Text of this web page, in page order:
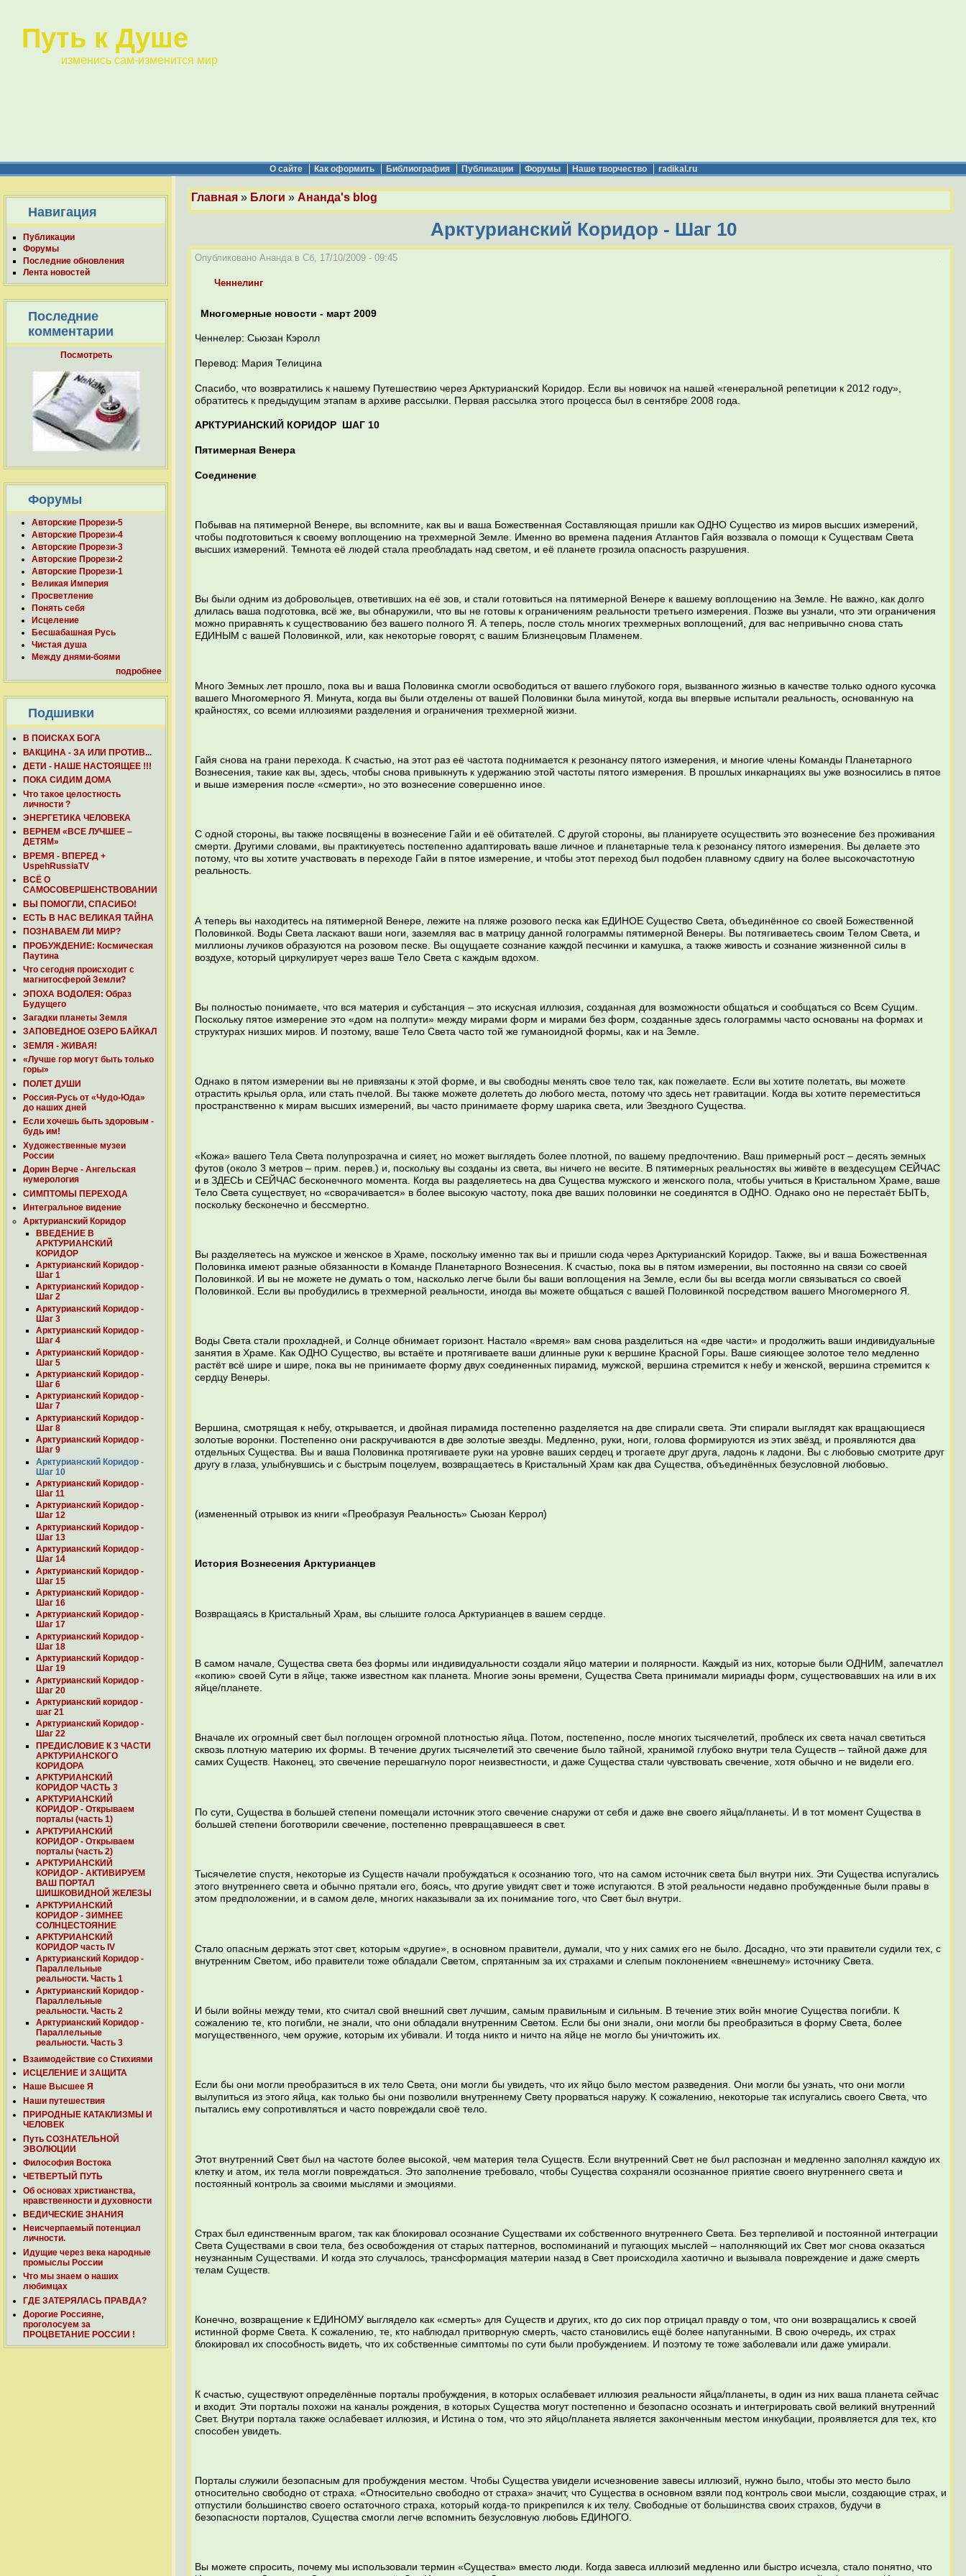
Путь к Душе
изменись сам-изменится мир
О сайте Как оформить Библиография Публикации Форумы Наше творчество radikal.ru
Навигация
Публикации
Форумы
Последние обновления
Лента новостей
Последние
комментарии
Посмотреть
Форумы
Авторские Прорези-5
Авторские Прорези-4
Авторские Прорези-3
Авторские Прорези-2
Авторские Прорези-1
Великая Империя
Просветление
Понять себя
Исцеление
Бесшабашная Русь
Чистая душа
Между днями-боями
подробнее
Подшивки
В ПОИСКАХ БОГА
ВАКЦИНА - ЗА ИЛИ ПРОТИВ...
ДЕТИ - НАШЕ НАСТОЯЩЕЕ !!!
ПОКА СИДИМ ДОМА
Что такое целостность
личности ?
ЭНЕРГЕТИКА ЧЕЛОВЕКА
ВЕРНЕМ «ВСЕ ЛУЧШЕЕ –
ДЕТЯМ»
ВРЕМЯ - ВПЕРЕД +
UspehRussiaTV
ВСЁ О
САМОСОВЕРШЕНСТВОВАНИИ
ВЫ ПОМОГЛИ, СПАСИБО!
ЕСТЬ В НАС ВЕЛИКАЯ ТАЙНА
ПОЗНАВАЕМ ЛИ МИР?
ПРОБУЖДЕНИЕ: Космическая
Паутина
Что сегодня происходит с
магнитосферой Земли?
ЭПОХА ВОДОЛЕЯ: Образ
Будущего
Загадки планеты Земля
ЗАПОВЕДНОЕ ОЗЕРО БАЙКАЛ
ЗЕМЛЯ - ЖИВАЯ!
«Лучше гор могут быть только
горы»
ПОЛЕТ ДУШИ
Россия-Русь от «Чудо-Юда»
до наших дней
Если хочешь быть здоровым -
будь им!
Художественные музеи
России
Дорин Верче - Ангельская
нумерология
СИМПТОМЫ ПЕРЕХОДА
Интегральное видение
Арктурианский Коридор
ВВЕДЕНИЕ В
АРКТУРИАНСКИЙ
КОРИДОР
Арктурианский Коридор -
Шаг 1
Арктурианский Коридор -
Шаг 2
Арктурианский Коридор -
Шаг 3
Арктурианский Коридор -
Шаг 4
Арктурианский Коридор -
Шаг 5
Арктурианский Коридор -
Шаг 6
Арктурианский Коридор -
Шаг 7
Арктурианский Коридор -
Шаг 8
Арктурианский Коридор -
Шаг 9
Арктурианский Коридор -
Шаг 10
Арктурианский Коридор -
Шаг 11
Арктурианский Коридор -
Шаг 12
Арктурианский Коридор -
Шаг 13
Арктурианский Коридор -
Шаг 14
Арктурианский Коридор -
Шаг 15
Арктурианский Коридор -
Шаг 16
Арктурианский Коридор -
Шаг 17
Арктурианский Коридор -
Шаг 18
Арктурианский Коридор -
Шаг 19
Арктурианский Коридор -
Шаг 20
Арктурианский коридор -
шаг 21
Арктурианский Коридор -
Шаг 22
ПРЕДИСЛОВИЕ К 3 ЧАСТИ
АРКТУРИАНСКОГО
КОРИДОРА
АРКТУРИАНСКИЙ
КОРИДОР ЧАСТЬ 3
АРКТУРИАНСКИЙ
КОРИДОР - Открываем
порталы (часть 1)
АРКТУРИАНСКИЙ
КОРИДОР - Открываем
порталы (часть 2)
АРКТУРИАНСКИЙ
КОРИДОР - АКТИВИРУЕМ
ВАШ ПОРТАЛ
ШИШКОВИДНОЙ ЖЕЛЕЗЫ
АРКТУРИАНСКИЙ
КОРИДОР - ЗИМНЕЕ
СОЛНЦЕСТОЯНИЕ
АРКТУРИАНСКИЙ
КОРИДОР часть IV
Арктурианский Коридор -
Параллельные
реальности. Часть 1
Арктурианский Коридор -
Параллельные
реальности. Часть 2
Арктурианский Коридор -
Параллельные
реальности. Часть 3
Взаимодействие со Стихиями
ИСЦЕЛЕНИЕ И ЗАЩИТА
Наше Высшее Я
Наши путешествия
ПРИРОДНЫЕ КАТАКЛИЗМЫ И
ЧЕЛОВЕК
Путь СОЗНАТЕЛЬНОЙ
ЭВОЛЮЦИИ
Философия Востока
ЧЕТВЕРТЫЙ ПУТЬ
Об основах христианства,
нравственности и духовности
ВЕДИЧЕСКИЕ ЗНАНИЯ
Неисчерпаемый потенциал
личности.
Идущие через века народные
промыслы России
Что мы знаем о наших
любимцах
ГДЕ ЗАТЕРЯЛАСЬ ПРАВДА?
Дорогие Россияне,
проголосуем за
ПРОЦВЕТАНИЕ РОССИИ !
Главная » Блоги » Ананда's blog
Арктурианский Коридор - Шаг 10
Опубликовано Ананда в Сб, 17/10/2009 - 09:45
Ченнелинг
Многомерные новости - март 2009
Ченнелер: Сьюзан Кэролл
Перевод: Мария Телицина
Спасибо, что возвратились к нашему Путешествию через Арктурианский Коридор. Если вы новичок на нашей «генеральной репетиции к 2012 году»,
обратитесь к предыдущим этапам в архиве рассылки. Первая рассылка этого процесса был в сентябре 2008 года.
АРКТУРИАНСКИЙ КОРИДОР ШАГ 10
Пятимерная Венера
Соединение
Побывав на пятимерной Венере, вы вспомните, как вы и ваша Божественная Составляющая пришли как ОДНО Существо из миров высших измерений,
чтобы подготовиться к своему воплощению на трехмерной Земле. Именно во времена падения Атлантов Гайя воззвала о помощи к Существам Света
высших измерений. Темнота её людей стала преобладать над светом, и её планете грозила опасность разрушения.
Вы были одним из добровольцев, ответивших на её зов, и стали готовиться на пятимерной Венере к вашему воплощению на Земле. Не важно, как долго
длилась ваша подготовка, всё же, вы обнаружили, что вы не готовы к ограничениям реальности третьего измерения. Позже вы узнали, что эти ограничения
можно приравнять к существованию без вашего полного Я. А теперь, после столь многих трехмерных воплощений, для вас непривычно снова стать
ЕДИНЫМ с вашей Половинкой, или, как некоторые говорят, с вашим Близнецовым Пламенем.
Много Земных лет прошло, пока вы и ваша Половинка смогли освободиться от вашего глубокого горя, вызванного жизнью в качестве только одного кусочка
вашего Многомерного Я. Минута, когда вы были отделены от вашей Половинки была минутой, когда вы впервые испытали реальность, основанную на
крайностях, со всеми иллюзиями разделения и ограничения трехмерной жизни.
Гайя снова на грани перехода. К счастью, на этот раз её частота поднимается к резонансу пятого измерения, и многие члены Команды Планетарного
Вознесения, такие как вы, здесь, чтобы снова привыкнуть к удержанию этой частоты пятого измерения. В прошлых инкарнациях вы уже возносились в пятое
и выше измерения после «смерти», но это вознесение совершенно иное.
С одной стороны, вы также посвящены в вознесение Гайи и её обитателей. С другой стороны, вы планируете осуществить это вознесение без проживания
смерти. Другими словами, вы практикуетесь постепенно адаптировать ваше личное и планетарные тела к резонансу пятого измерения. Вы делаете это
потому, что вы хотите участвовать в переходе Гайи в пятое измерение, и чтобы этот переход был подобен плавному сдвигу на более высокочастотную
реальность.
А теперь вы находитесь на пятимерной Венере, лежите на пляже розового песка как ЕДИНОЕ Существо Света, объединённое со своей Божественной
Половинкой. Воды Света ласкают ваши ноги, заземляя вас в матрицу данной голограммы пятимерной Венеры. Вы потягиваетесь своим Телом Света, и
миллионы лучиков образуются на розовом песке. Вы ощущаете сознание каждой песчинки и камушка, а также живость и сознание жизненной силы в
воздухе, который циркулирует через ваше Тело Света с каждым вдохом.
Вы полностью понимаете, что вся материя и субстанция – это искусная иллюзия, созданная для возможности общаться и сообщаться со Всем Сущим.
Поскольку пятое измерение это «дом на полпути» между мирами форм и мирами без форм, созданные здесь голограммы часто основаны на формах и
структурах низших миров. И поэтому, ваше Тело Света часто той же гуманоидной формы, как и на Земле.
Однако в пятом измерении вы не привязаны к этой форме, и вы свободны менять свое тело так, как пожелаете. Если вы хотите полетать, вы можете
отрастить крылья орла, или стать пчелой. Вы также можете долететь до любого места, потому что здесь нет гравитации. Когда вы хотите переместиться
пространственно к мирам высших измерений, вы часто принимаете форму шарика света, или Звездного Существа.
«Кожа» вашего Тела Света полупрозрачна и сияет, но может выглядеть более плотной, по вашему предпочтению. Ваш примерный рост – десять земных
футов (около 3 метров – прим. перев.) и, поскольку вы созданы из света, вы ничего не весите. В пятимерных реальностях вы живёте в вездесущем СЕЙЧАС
и в ЗДЕСЬ и СЕЙЧАС бесконечного момента. Когда вы разделяетесь на два Существа мужского и женского пола, чтобы учиться в Кристальном Храме, ваше
Тело Света существует, но «сворачивается» в более высокую частоту, пока две ваших половинки не соединятся в ОДНО. Однако оно не перестаёт БЫТЬ,
поскольку бесконечно и бессмертно.
Вы разделяетесь на мужское и женское в Храме, поскольку именно так вы и пришли сюда через Арктурианский Коридор. Также, вы и ваша Божественная
Половинка имеют разные обязанности в Команде Планетарного Вознесения. К счастью, пока вы в пятом измерении, вы постоянно на связи со своей
Половинкой. И вы не можете не думать о том, насколько легче были бы ваши воплощения на Земле, если бы вы всегда могли связываться со своей
Половинкой. Если вы пробудились в трехмерной реальности, иногда вы можете общаться с вашей Половинкой посредством вашего Многомерного Я.
Воды Света стали прохладней, и Солнце обнимает горизонт. Настало «время» вам снова разделиться на «две части» и продолжить ваши индивидуальные
занятия в Храме. Как ОДНО Существо, вы встаёте и протягиваете ваши длинные руки к вершине Красной Горы. Ваше сияющее золотое тело медленно
растёт всё шире и шире, пока вы не принимаете форму двух соединенных пирамид, мужской, вершина стремится к небу и женской, вершина стремится к
сердцу Венеры.
Вершина, смотрящая к небу, открывается, и двойная пирамида постепенно разделяется на две спирали света. Эти спирали выглядят как вращающиеся
золотые воронки. Постепенно они раскручиваются в две золотые звезды. Медленно, руки, ноги, голова формируются из этих звёзд, и проявляются два
отдельных Существа. Вы и ваша Половинка протягиваете руки на уровне ваших сердец и трогаете друг друга, ладонь к ладони. Вы с любовью смотрите друг
другу в глаза, улыбнувшись и с быстрым поцелуем, возвращаетесь в Кристальный Храм как два Существа, объединённых безусловной любовью.
(измененный отрывок из книги «Преобразуя Реальность» Сьюзан Керрол)
История Вознесения Арктурианцев
Возвращаясь в Кристальный Храм, вы слышите голоса Арктурианцев в вашем сердце.
В самом начале, Существа света без формы или индивидуальности создали яйцо материи и полярности. Каждый из них, которые были ОДНИМ, запечатлел
«копию» своей Сути в яйце, также известном как планета. Многие эоны времени, Существа Света принимали мириады форм, существовавших на или в их
яйце/планете.
Вначале их огромный свет был поглощен огромной плотностью яйца. Потом, постепенно, после многих тысячелетий, проблеск их света начал светиться
сквозь плотную материю их формы. В течение других тысячелетий это свечение было тайной, хранимой глубоко внутри тела Существ – тайной даже для
самих Существ. Наконец, это свечение перешагнуло порог неизвестности, и даже Существа стали чувствовать свечение, хотя обычно и не видели его.
По сути, Существа в большей степени помещали источник этого свечение снаружи от себя и даже вне своего яйца/планеты. И в тот момент Существа в
большей степени боготворили свечение, постепенно превращавшееся в свет.
Тысячелетие спустя, некоторые из Существ начали пробуждаться к осознанию того, что на самом источник света был внутри них. Эти Существа испугались
этого внутреннего света и обычно прятали его, боясь, что другие увидят свет и тоже испугаются. В этой реальности недавно пробужденные были правы в
этом предположении, и в самом деле, многих наказывали за их понимание того, что Свет был внутри.
Стало опасным держать этот свет, которым «другие», в основном правители, думали, что у них самих его не было. Досадно, что эти правители судили тех, с
внутренним Светом, ибо правители тоже обладали Светом, спрятанным за их страхами и слепым поклонением «внешнему» источнику Света.
И были войны между теми, кто считал свой внешний свет лучшим, самым правильным и сильным. В течение этих войн многие Существа погибли. К
сожалению те, кто погибли, не знали, что они обладали внутренним Светом. Если бы они знали, они могли бы преобразиться в форму Света, более
могущественного, чем оружие, которым их убивали. И тогда никто и ничто на яйце не могло бы уничтожить их.
Если бы они могли преобразиться в их тело Света, они могли бы увидеть, что их яйцо было местом разведения. Они могли бы узнать, что они могли
вылупиться из этого яйца, как только бы они позволили внутреннему Свету прорваться наружу. К сожалению, некоторые так испугались своего Света, что
пытались ему сопротивляться и часто повреждали своё тело.
Этот внутренний Свет был на частоте более высокой, чем материя тела Существ. Если внутренний Свет не был распознан и медленно заполнял каждую их
клетку и атом, их тела могли повреждаться. Это заполнение требовало, чтобы Существа сохраняли осознанное приятие своего внутреннего света и
постоянный контроль за своими мыслями и эмоциями.
Страх был единственным врагом, так как блокировал осознание Существами их собственного внутреннего Света. Без терпеливой и постоянной интеграции
Света Существами в свои тела, без освобождения от старых паттернов, воспоминаний и пугающих мыслей – наполняющий их Свет мог снова оказаться
неузнанным Существами. И когда это случалось, трансформация материи назад в Свет происходила хаотично и вызывала повреждение и даже смерть
телам Существ.
Конечно, возвращение к ЕДИНОМУ выглядело как «смерть» для Существ и других, кто до сих пор отрицал правду о том, что они возвращались к своей
истинной форме Света. К сожалению, те, кто наблюдал притворную смерть, часто становились ещё более напуганными. В свою очередь, их страх
блокировал их способность видеть, что их собственные симптомы по сути были пробуждением. И поэтому те тоже заболевали или даже умирали.
К счастью, существуют определённые порталы пробуждения, в которых ослабевает иллюзия реальности яйца/планеты, в один из них ваша планета сейчас
и входит. Эти порталы похожи на каналы рождения, в которых Существа могут постепенно и безопасно осознать и интегрировать свой великий внутренний
Свет. Внутри портала также ослабевает иллюзия, и Истина о том, что это яйцо/планета является законченным местом инкубации, проявляется для тех, кто
способен увидеть.
Порталы служили безопасным для пробуждения местом. Чтобы Существа увидели исчезновение завесы иллюзий, нужно было, чтобы это место было
относительно свободно от страха. «Относительно свободно от страха» значит, что Существа в основном взяли под контроль свои мысли, создающие страх, и
отпустили большинство своего остаточного страха, который когда-то прикрепился к их телу. Свободные от большинства своих страхов, будучи в
безопасности порталов, Существа смогли легче вспомнить безусловную любовь ЕДИНОГО.
Вы можете спросить, почему мы использовали термин «Существа» вместо люди. Когда завеса иллюзий медленно или быстро исчезла, стало понятно, что